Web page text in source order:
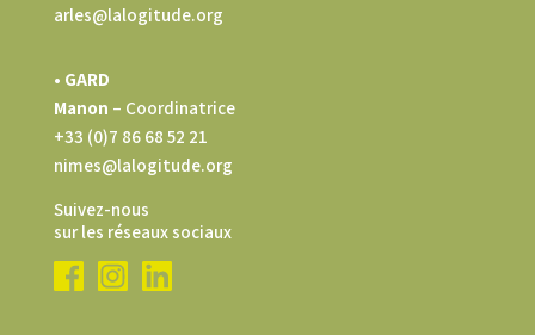
arles@lalogitude.org
• GARD
Manon – Coordinatrice
+33 (0)7 86 68 52 21
nimes@lalogitude.org
Suivez-nous
sur les réseaux sociaux